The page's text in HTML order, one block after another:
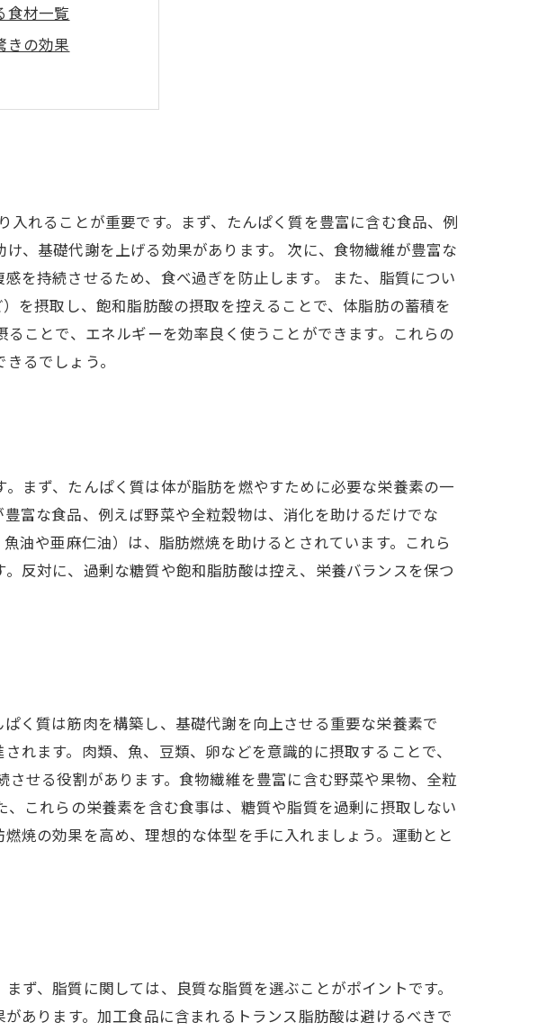
食材一覧
きの効果
カギを握る
向けた実践法
れることが重要です。まず、たんぱく質を豊富に含む食品、例
、基礎代謝を上げる効果があります。 次に、食物繊維が豊富な
を持続させるため、食べ過ぎを防止します。 また、脂質につい
を摂取し、飽和脂肪酸の摂取を控えることで、体脂肪の蓄積を
ことで、エネルギーを効率良く使うことができます。これらの
るでしょう。
まず、たんぱく質は体が脂肪を燃やすために必要な栄養素の一
富な食品、例えば野菜や全粒穀物は、消化を助けるだけでな
油や亜麻仁油）は、脂肪燃焼を助けるとされています。これら
反対に、過剰な糖質や飽和脂肪酸は控え、栄養バランスを保つ
く質は筋肉を構築し、基礎代謝を向上させる重要な栄養素で
れます。肉類、魚、豆類、卵などを意識的に摂取することで、
せる役割があります。食物繊維を豊富に含む野菜や果物、全粒
これらの栄養素を含む食事は、糖質や脂質を過剰に摂取しない
焼の効果を高め、理想的な体型を手に入れましょう。運動とと
ず、脂質に関しては、良質な脂質を選ぶことがポイントです。
あります。加工食品に含まれるトランス脂肪酸は避けるべきで